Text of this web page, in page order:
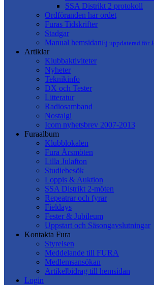
SSA Distrikt 2 protokoll
Ordföranden har ordet
Furas Tidskrifter
Stadgar
Manual hemsidanEj uppdaterad för
Artiklar
Klubbaktiviteter
Nyheter
Teknikinfo
DX och Tester
Litteratur
Radiosamband
Nostalgi
Icom nyhetsbrev 2007-2013
Furaalbum
Klubblokalen
Fura Årsmöten
Lilla Julafton
Studiebesök
Loppis & Auktion
SSA Distrikt 2-möten
Repeatrar och fyrar
Fieldays
Fester & Jubileum
Uppstart och Säsongavslutningar
Kontakta Fura
Styrelsen
Meddelande till FURA
Medlemsansökan
Artikelbidrag till hemsidan
Login